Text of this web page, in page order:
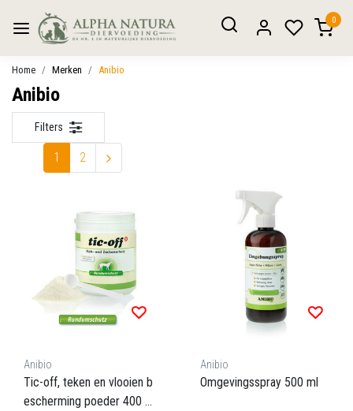
0
Home Merken Anibio
Anibio
Filters
1 2
Anibio
Tic-off, teken en vlooien b
escherming poeder 400 g
Anibio
Omgevingsspray 500 ml